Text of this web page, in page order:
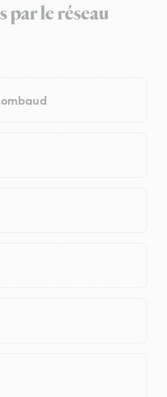
par le réseau